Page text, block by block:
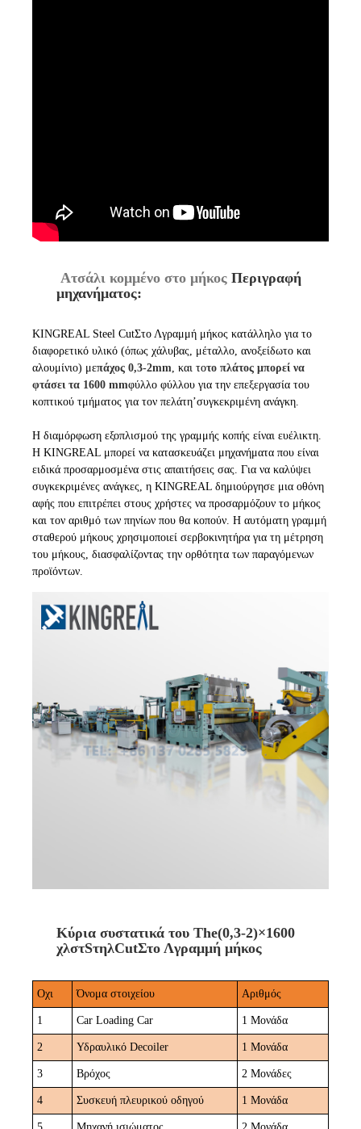
Ατσάλι κομμένο στο μήκος Περιγραφή
μηχανήματος:
KINGREAL Steel CutΣτο Λγραμμή μήκος κατάλληλο για το
διαφορετικό υλικό (όπως χάλυβας, μέταλλο, ανοξείδωτο και
αλουμίνιο) μεπάχος 0,3-2mm , και τοτο πλάτος μπορεί να
φτάσει τα 1600 mmφύλλο φύλλου για την επεξεργασία του
κοπτικού τμήματος για τον πελάτη’συγκεκριμένη ανάγκη.
Η διαμόρφωση εξοπλισμού της γραμμής κοπής είναι ευέλικτη.
Η KINGREAL μπορεί να κατασκευάζει μηχανήματα που είναι
ειδικά προσαρμοσμένα στις απαιτήσεις σας. Για να καλύψει
συγκεκριμένες ανάγκες, η KINGREAL δημιούργησε μια οθόνη
αφής που επιτρέπει στους χρήστες να προσαρμόζουν το μήκος
και τον αριθμό των πηνίων που θα κοπούν. Η αυτόματη γραμμή
σταθερού μήκους χρησιμοποιεί σερβοκινητήρα για τη μέτρηση
του μήκους, διασφαλίζοντας την ορθότητα των παραγόμενων
προϊόντων.
Κύρια συστατικά του The(0,3-2)×1600
χλστSτηλCutΣτο Λγραμμή μήκος
Οχι Όνομα στοιχείου Αριθμός
1 Car Loading Car 1 Μονάδα
2 Υδραυλικό Decoiler 1 Μονάδα
3 Βρόχος 2 Μονάδες
4 Συσκευή πλευρικού οδηγού 1 Μονάδα